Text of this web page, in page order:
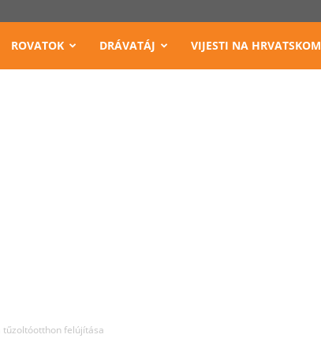
ROVATOK DRÁVATÁJ VIJESTI NA HRVATSKOM
tűzoltóotthon felújítása